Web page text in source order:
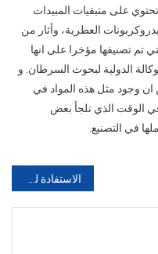
على متبقيات المبيدات
العطرية، وأثار من
تم تصنيفها مؤخرا على انها
الدولية لبحوث السرطان. و
وجود مثل هذه المواد في
الوقت الذي تلجأ بعض
في التصنيع.